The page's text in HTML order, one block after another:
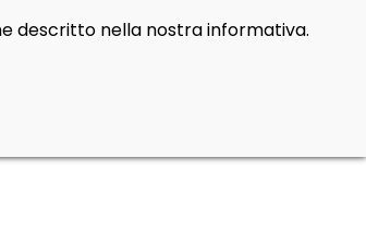
descritto nella nostra informativa.